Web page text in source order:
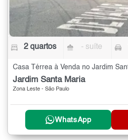
2 quartos - suíte
Jardim Santa Maria
Zona Leste - São Paulo
WhatsApp